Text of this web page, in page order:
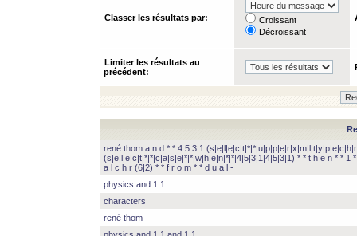
Classer les résultats par:
Croissant
Décroissant
Limiter les résultats au
précédent:
rené thom a n d * * 4 5 3 1
(s|e|l|e|c|t|*|*|c|a|s|e|*|*|w|h|e|n|*|*|4|5|3|1|4|5|3|1) * * t h e n * * 1
a l c h r (6|2) * * f r o m * * d u a l -
physics and 1 1
characters
rené thom